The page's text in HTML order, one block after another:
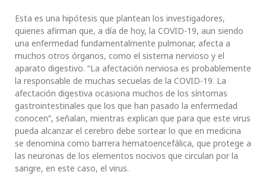
Esta es una hipótesis que plantean los investigadores,
quienes afirman que, a día de hoy, la COVID-19, aun siendo
una enfermedad fundamentalmente pulmonar, afecta a
muchos otros órganos, como el sistema nervioso y el
aparato digestivo. “La afectación nerviosa es probablemente
la responsable de muchas secuelas de la COVID-19. La
afectación digestiva ocasiona muchos de los síntomas
gastrointestinales que los que han pasado la enfermedad
conocen”, señalan, mientras explican que para que este virus
pueda alcanzar el cerebro debe sortear lo que en medicina
se denomina como barrera hematoencefálica, que protege a
las neuronas de los elementos nocivos que circulan por la
sangre, en este caso, el virus.